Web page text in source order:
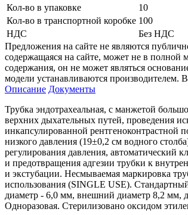
Кол-во в упаковке
10
Кол-во в транспортной коробке 100
НДС
Без НДС
Предложения на сайте не являются
содержащаяся на сайте, может не в полной
содержания, он не может являться
модели устанавливаются производителем.
Описание Документы
Трубка эндотрахеальная, с манжетой
верхних дыхательных путей, проведения
инкапсулированной рентгеноконтрастной
низкого давления (19±0,2 см водного
регулирования давления,
и предотвращения адгезии трубки к
и экстубации. Несмываемая маркировка
использования (SINGLE USE).
диаметр - 6,0 мм, внешний диаметр 8,2 мм,
Одноразовая. Стерилизовано оксидом